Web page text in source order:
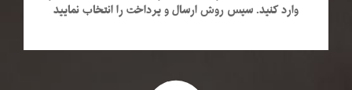
وارد کنید. سپس روش ارسال و پرداخت را انتخاب نمایید